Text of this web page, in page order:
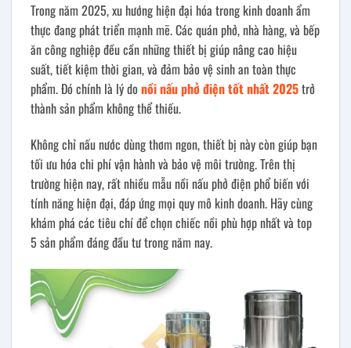
Trong năm 2025, xu hướng hiện đại hóa trong kinh doanh ẩm
thực đang phát triển mạnh mẽ. Các quán phở, nhà hàng, và bếp
ăn công nghiệp đều cần những thiết bị giúp nâng cao hiệu
suất, tiết kiệm thời gian, và đảm bảo vệ sinh an toàn thực
phẩm. Đó chính là lý do nồi nấu phở điện tốt nhất 2025trở
thành sản phẩm không thể thiếu.
Không chỉ nấu nước dùng thơm ngon, thiết bị này còn giúp bạn
tối ưu hóa chi phí vận hành và bảo vệ môi trường. Trên thị
trường hiện nay, rất nhiều mẫu nồi nấu phở điện phổ biến với
tính năng hiện đại, đáp ứng mọi quy mô kinh doanh. Hãy cùng
khám phá các tiêu chí để chọn chiếc nồi phù hợp nhất và top
5 sản phẩm đáng đầu tư trong năm nay.